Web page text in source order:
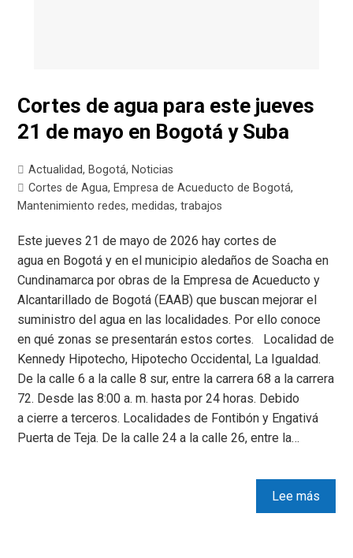
Cortes de agua para este jueves
21 de mayo en Bogotá y Suba
Actualidad, Bogotá, Noticias
Cortes de Agua, Empresa de Acueducto de Bogotá,
Mantenimiento redes,medidas,trabajos
Este jueves 21 de mayo de 2026 hay cortes de
agua en Bogotá y en el municipio aledaños de Soacha en
Cundinamarca por obras de la Empresa de Acueducto y
Alcantarillado de Bogotá (EAAB) que buscan mejorar el
suministro del agua en las localidades. Por ello conoce
en qué zonas se presentarán estos cortes. Localidad de
Kennedy Hipotecho, Hipotecho Occidental, La Igualdad.
De la calle 6 a la calle 8 sur, entre la carrera 68 a la carrera
72. Desde las 8:00 a. m. hasta por 24 horas. Debido
a cierre a terceros. Localidades de Fontibón y Engativá
Puerta de Teja. De la calle 24 a la calle 26, entre la…
Lee más